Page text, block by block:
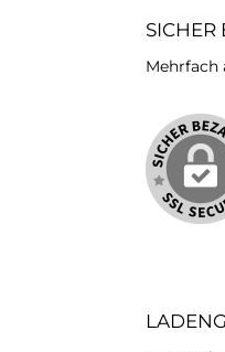
SICHER
Mehrfach